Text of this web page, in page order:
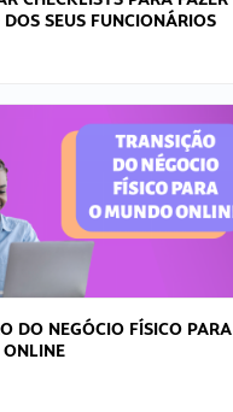
SEUS FUNCIONÁRIOS
DO NEGÓCIO FÍSICO PARA